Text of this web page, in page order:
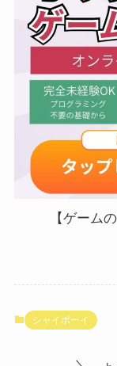
【ゲーム
シャイボーイ